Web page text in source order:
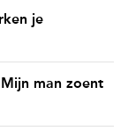
je
man zoent